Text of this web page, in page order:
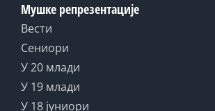
Мушке репрезентације
Вести
Сениори
У 20 млади
У 19 млади
У 18 јуниори